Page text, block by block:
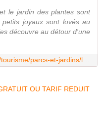
le jardin des plantes sont
joyaux sont lovés au
découvre au détour d'une
OU TARIF REDUIT